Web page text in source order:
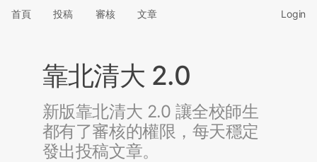
首頁 投稿 審核 文章 Login
靠北清大 2.0
新版靠北清大 2.0 讓全校師生
都有了審核的權限，每天穩定
發出投稿文章。